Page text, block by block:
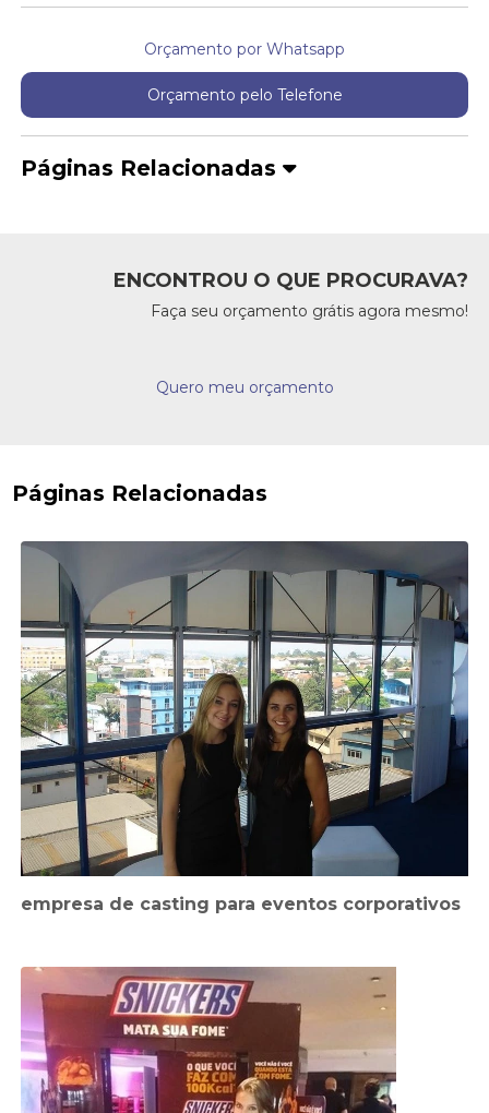
Orçamento por Whatsapp
Orçamento pelo Telefone
Páginas Relacionadas
ENCONTROU O QUE PROCURAVA?
Faça seu orçamento grátis agora mesmo!
Quero meu orçamento
Páginas Relacionadas
empresa de casting para eventos corporativos